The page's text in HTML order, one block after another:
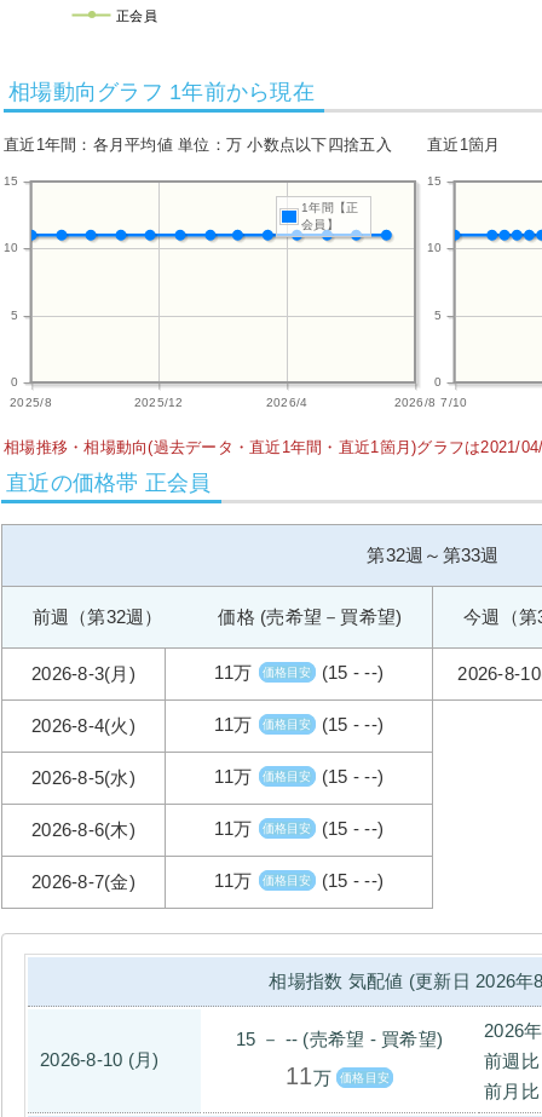
正会員
相場動向グラフ 1年前から現在
直近1年間：各月平均値 単位：万 小数点以下四捨五入 直近1箇月
2025/8 2025/12 2026/4 2026/8
0
5
10
15
1年間【正
会員】
7/10
0
5
10
15
相場推移・相場動向(過去データ・直近1年間・直近1箇月)グラフは2021/
直近の価格帯 正会員
第32週～第33週
前週（第32週） 価格 (売希望－買希望) 今週（
2026-8-3(月) 11万 価格目安 (15 - --)
2026-8-4(火) 11万 価格目安 (15 - --)
2026-8-5(水) 11万 価格目安 (15 - --)
2026-8-6(木) 11万 価格目安 (15 - --)
2026-8-7(金) 11万 価格目安 (15 - --)
2026-8-
相場指数 気配値 (更新日 2026年
2026-8-10 (月)
15 － -- (売希望 - 買希望)
11万 価格目安
2026
前週
前月